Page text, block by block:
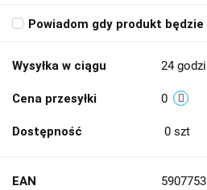
Powiadom gdy produkt
Wysyłka w ciągu 24
Cena przesyłki 0
Dostępność 0 szt
EAN